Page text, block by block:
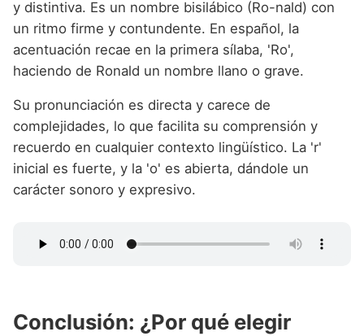
y distintiva. Es un nombre bisilábico (Ro-nald) con
un ritmo firme y contundente. En español, la
acentuación recae en la primera sílaba, 'Ro',
haciendo de Ronald un nombre llano o grave.
Su pronunciación es directa y carece de
complejidades, lo que facilita su comprensión y
recuerdo en cualquier contexto lingüístico. La 'r'
inicial es fuerte, y la 'o' es abierta, dándole un
carácter sonoro y expresivo.
Conclusión: ¿Por qué elegir